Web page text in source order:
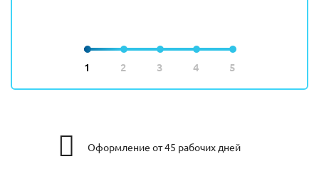
1 2 3 4 5
Оформление от 45 рабочих дней